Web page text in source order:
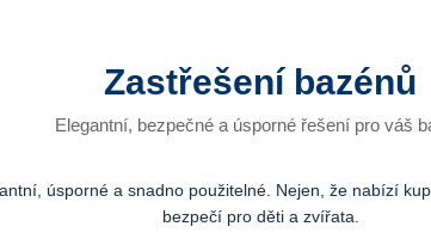
Zastřešení bazénů
Elegantní, bezpečné a úsporné řešení pro váš
úsporné a snadno použitelné. Nejen, že nabízí
bezpečí pro děti a zvířata.